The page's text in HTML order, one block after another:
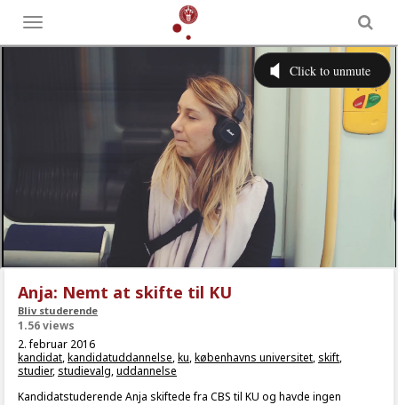
Toggle
menu
Anja: Nemt at skifte til KU
Bliv studerende
1.56 views
2. februar 2016
kandidat,kandidatuddannelse,ku,københavns universitet, skift,
studier, studievalg,uddannelse
Kandidatstuderende Anja skiftede fra CBS til KU og havde ingen